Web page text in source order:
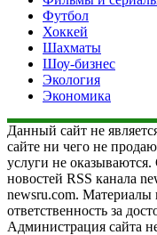
Футбол
Хоккей
Шахматы
Шоу-бизнес
Экология
Экономика
Данный сайт не
сайте ни чего не
услуги не оказываются.
новостей RSS канала
newsru.com. Материалы
ответственность за
Администрация сайта